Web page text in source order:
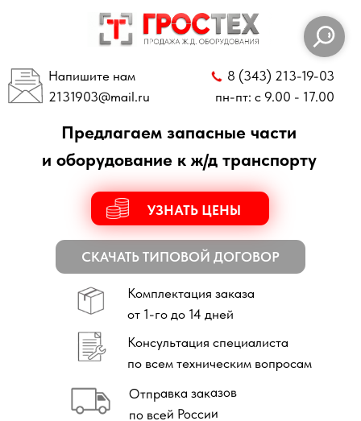
пн-пт: с 9.00 - 17.00
2131903
СКАЧАТЬ ТИПОВОЙ ДОГОВОР
Предлагаем запасные части
Комплектация заказа
от 1-го до 14 дней
по всем техническим вопросам
по всей России